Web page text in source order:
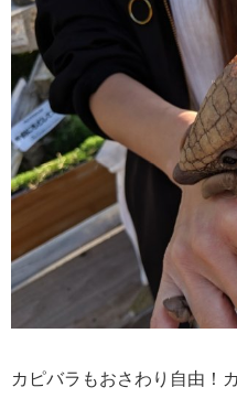
カピバラもおさわり自由！